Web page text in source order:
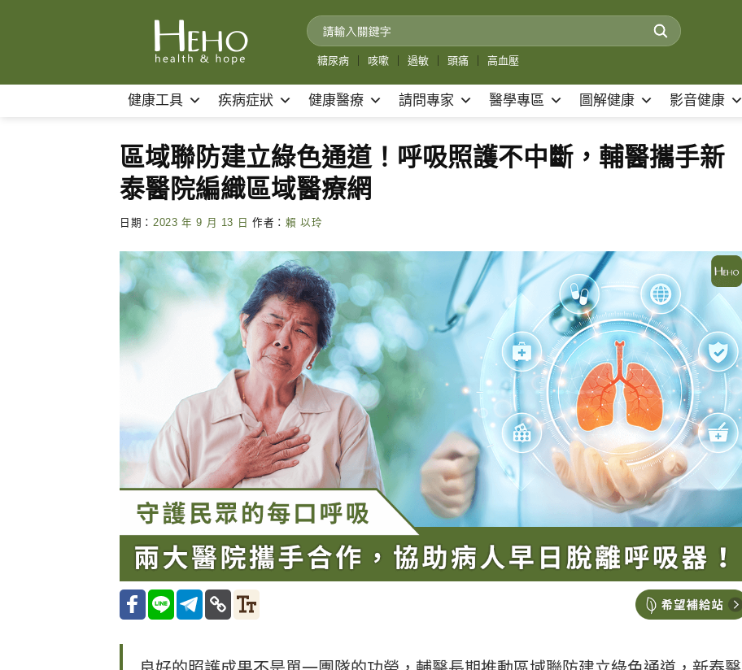
糖尿病 咳嗽 過敏 頭痛 高血壓
健康工具 疾病症狀 健康醫療 請問專家 醫學專區 圖解健康 影音健康
區域聯防建立綠色通道！呼吸照護不中斷，輔醫攜手新
泰醫院編織區域醫療網
日期： 2023 年 9 月 13 日 作者： 賴 以玲